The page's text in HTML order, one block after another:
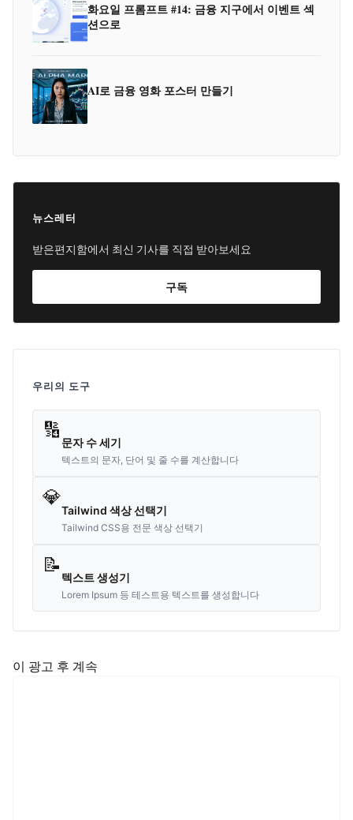
화요일 프롬프트 #14: 금융 지구에서 이벤트 섹
션으로
AI로 금융 영화 포스터 만들기
뉴스레터
받은편지함에서 최신 기사를 직접 받아보세요
구독
우리의 도구
🔢
문자 수 세기
텍스트의 문자, 단어 및 줄 수를 계산합니다
💎
Tailwind 색상 선택기
Tailwind CSS용 전문 색상 선택기
📝
텍스트 생성기
Lorem Ipsum 등 테스트용 텍스트를 생성합니다
이 광고 후 계속